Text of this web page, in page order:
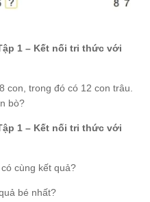
1 – Kết nối tri thức với
con, trong đó có 12 con trâu.
bò?
1 – Kết nối tri thức với
cùng kết quả?
bé nhất?